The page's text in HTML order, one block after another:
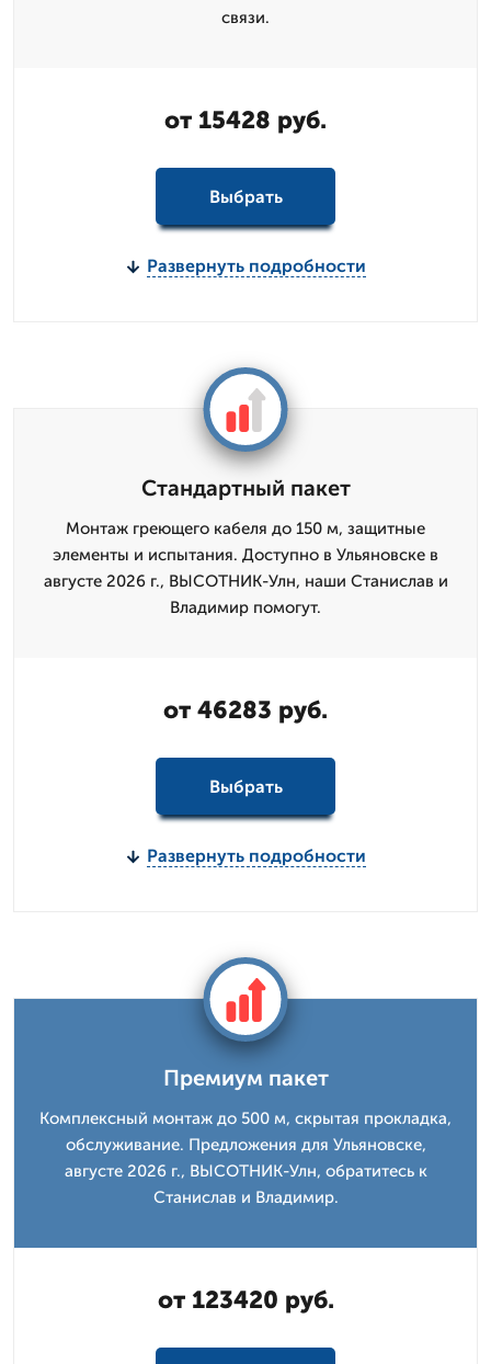
связи.
от 15428 руб.
Выбрать
Развернуть подробности
Стандартный пакет
Монтаж грeющего кабеля до 150 м, защитные
элементы и испытания. Доступно в Ульяновске в
августе 2026 г., ВЫСОТНИК-Улн, наши Станислав и
Владимир помогут.
от 46283 руб.
Выбрать
Развернуть подробности
Премиум пакет
Комплексный монтаж до 500 м, скрытая прокладка,
обслуживание. Предложения для Ульяновске,
августе 2026 г., ВЫСОТНИК-Улн, обратитесь к
Станислав и Владимир.
от 123420 руб.